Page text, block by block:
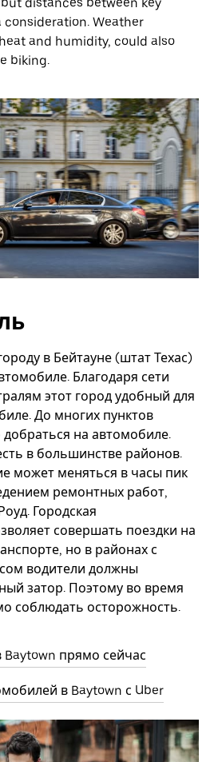
Weather
and humidity, could also
biking.
в Бейтауне (штат Техас)
Благодаря сети
этот город удобный для
До многих пунктов
на автомобиле.
в большинстве районов.
может меняться в часы пик
ремонтных работ,
Городская
совершать поездки на
но в районах с
водители должны
затор. Поэтому во время
соблюдать осторожность.
Baytown прямо сейчас
в Baytown с Uber